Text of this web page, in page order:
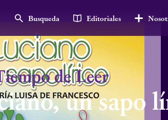
Busqueda Editoriales
de Leer
un sapo